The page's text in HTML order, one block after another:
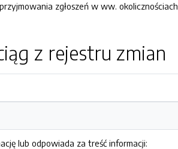
zgłoszeń w ww.
z rejestru zmian
lub odpowiada za treść informacji: